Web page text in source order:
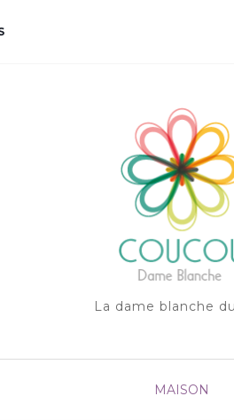
La dame blanche
MAISON